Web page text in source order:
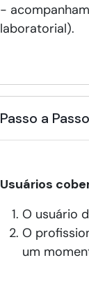
-
laboratorial).
Passo a Passo
Usuários
O usuário
O
um